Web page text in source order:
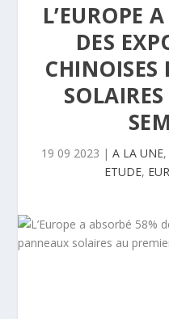
L’EUROPE
DES
19 09 2023 | A LA UNE,
ETUDE,